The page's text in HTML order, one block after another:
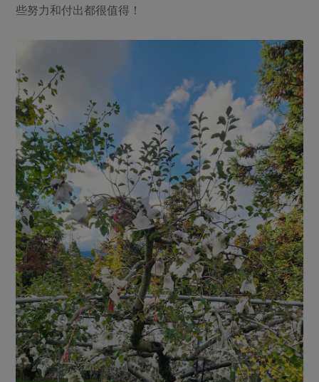
些努力和付出都很值得！